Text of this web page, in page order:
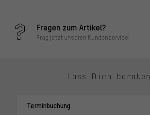
Fragen zum Artikel?
Frag jetzt unseren Kundenservice!
Lass Dich beraten
Terminbuchung